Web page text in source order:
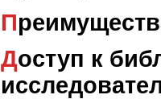
Доступ к библиотекам и